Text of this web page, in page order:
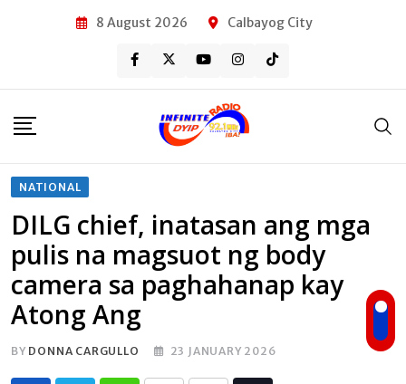
8 August 2026 Calbayog City
NATIONAL
DILG chief, inatasan ang mga
pulis na magsuot ng body
camera sa paghahanap kay
Atong Ang
BY DONNA CARGULLO 23 JANUARY 2026